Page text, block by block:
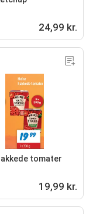
24,99 kr.
tomater
19,99 kr.